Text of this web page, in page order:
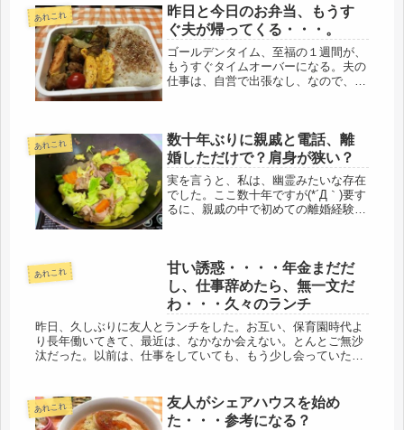
ルフにかまけて、納期も守らず、仕事
を干された夫の代わりに動いて、...
あれこれ
昨日と今日のお弁当、もうす
ぐ夫が帰ってくる・・・。
ゴールデンタイム、至福の１週間が、
もうすぐタイムオーバーになる。夫の
仕事は、自営で出張なし、なので、唯
ろが60代に突入し、借金あり、貯金
な...
あれこれ
数十年ぶりに親戚と電話、離
婚しただけで？肩身が狭い？
実を言うと、私は、幽霊みたいな存在
でした。ここ数十年ですが(*´Д｀)要す
るに、親戚の中で初めての離婚経験者
たくなかったようで、そこが...
あれこれ
甘い誘惑・・・・年金まだだ
し、仕事辞めたら、無一文だ
わ・・・久々のランチ
昨日、久しぶりに友人とランチをした。お互い、保育園時代よ
り長年働いてきて、最近は、なかなか会えない。とんとご無沙
汰だった。以前は、仕事をしていても、もう少し会っていた
あれこれ
友人がシェアハウスを始め
た・・・参考になる？